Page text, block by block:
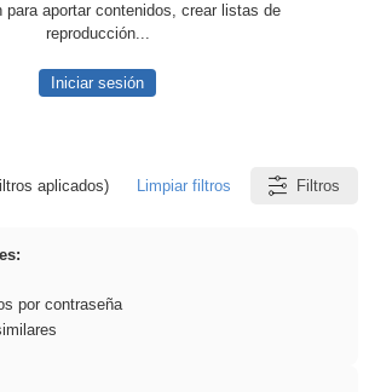
para aportar contenidos, crear listas de
reproducción...
Iniciar sesión
platillos
aplicados) Limpiar filtros Filtros
por contraseña